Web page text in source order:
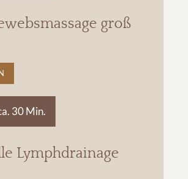
groß
Lymphdrainage
30 Min.